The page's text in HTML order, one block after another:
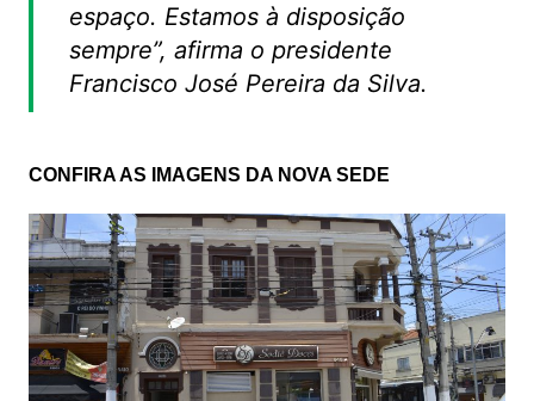
espaço. Estamos à disposição
sempre”, afirma o presidente
Francisco José Pereira da Silva.
CONFIRA AS IMAGENS DA NOVA SEDE